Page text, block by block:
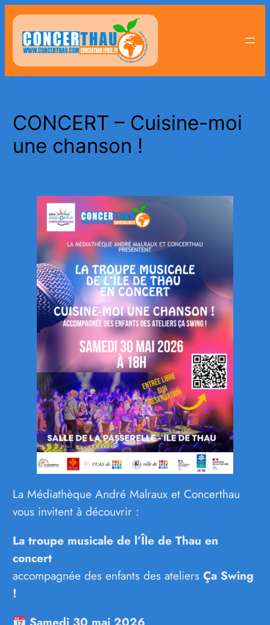
Aller
contenu
CONCERT – Cuisine-moi
une chanson !
La Médiathèque André Malraux et Concerthau
vous invitent à découvrir :
La troupe musicale de l’Île de Thau en
concert
accompagnée des enfants des ateliersÇa Swing
!